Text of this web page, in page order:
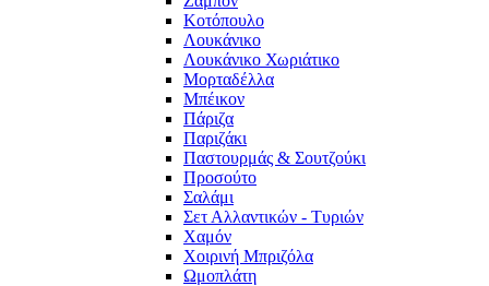
Κοτόπουλο
Λουκάνικο
Λουκάνικο Χωριάτικο
Μορταδέλλα
Μπέικον
Πάριζα
Παριζάκι
Παστουρμάς & Σουτζούκι
Προσούτο
Σαλάμι
Σετ Αλλαντικών - Τυριών
Χαμόν
Χοιρινή Μπριζόλα
Ωμοπλάτη